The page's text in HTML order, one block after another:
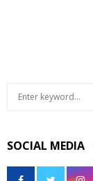
c
h
SOCIAL MEDIA